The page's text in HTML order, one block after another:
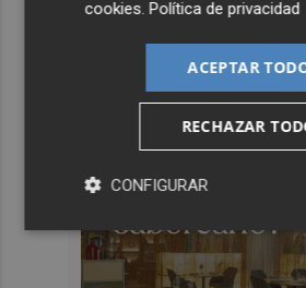
cookies .Política de privacidad
ACEPTAR
RECHAZAR
CONFIGURAR